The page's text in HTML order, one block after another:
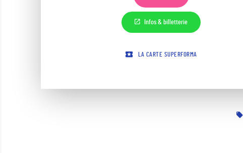
Infos & billetterie
LA CARTE SUPERFORMA